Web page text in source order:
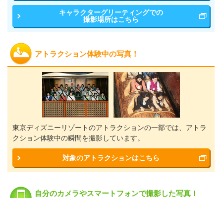
キャラクターグリーティングでの
撮影場所はこちら
アトラクション体験中の写真！
東京ディズニーリゾートのアトラクションの一部では、アトラ
クション体験中の瞬間を撮影しています。
対象のアトラクションはこちら
自分のカメラやスマートフォンで撮影した写真！